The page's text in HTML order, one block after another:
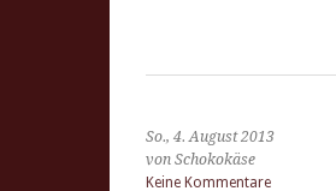
So., 4. August 2013
von Schokokäse
Keine Kommentare